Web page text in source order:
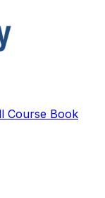
Course Book